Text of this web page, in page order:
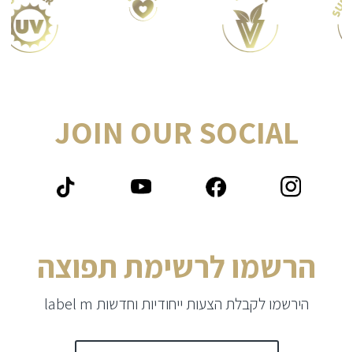
JOIN OUR SOCIAL
הרשמו לרשימת תפוצה
הירשמו לקבלת הצעות ייחודיות וחדשות label m